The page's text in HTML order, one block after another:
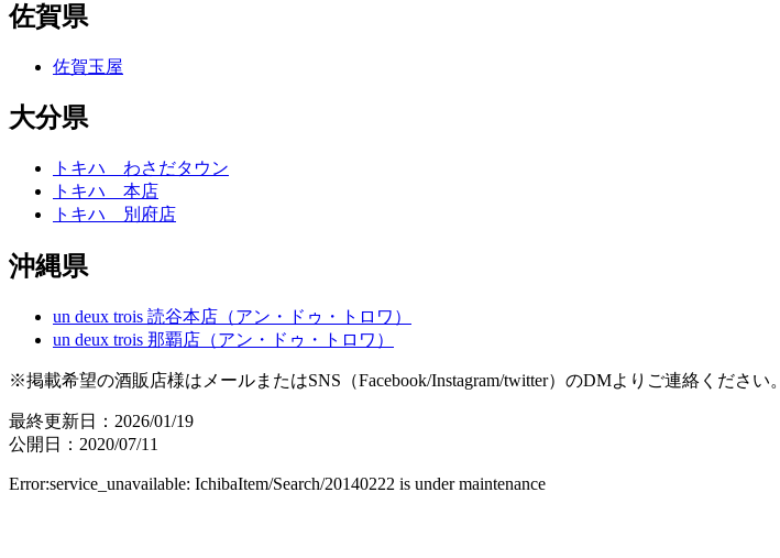
佐賀県
佐賀玉屋
大分県
トキハ わさだタウン
トキハ 本店
トキハ 別府店
沖縄県
un deux trois 読谷本店（アン・ドゥ・トロワ）
un deux trois 那覇店（アン・ドゥ・トロワ）
※掲載希望の酒販店様はメールまたはSNS（Facebook/Instagram/twitter）のDMよりご連絡ください。
最終更新日：2026/01/19
公開日：2020/07/11
Error:service_unavailable: IchibaItem/Search/20140222 is under maintenance